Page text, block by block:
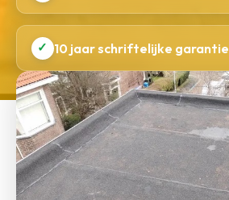
✓ 10 jaar schriftelijke garantie